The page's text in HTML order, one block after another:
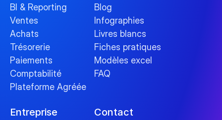
BI & Reporting
Ventes
Achats
Trésorerie
Paiements
Comptabilité
Plateforme Agréée
Blog
Infographies
Livres blancs
Fiches pratiques
Modèles excel
FAQ
Entreprise Contact